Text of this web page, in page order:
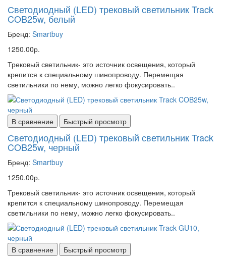
Светодиодный (LED) трековый светильник Track
COB25w, белый
Бренд: Smartbuy
1250.00р.
Трековый светильник- это источник освещения, который
крепится к специальному шинопроводу. Перемещая
светильники по нему, можно легко фокусировать..
В сравнение Быстрый просмотр
Светодиодный (LED) трековый светильник Track
COB25w, черный
Бренд: Smartbuy
1250.00р.
Трековый светильник- это источник освещения, который
крепится к специальному шинопроводу. Перемещая
светильники по нему, можно легко фокусировать..
В сравнение Быстрый просмотр